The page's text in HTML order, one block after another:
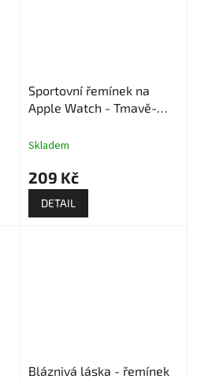
Sportovní řemínek na
Apple Watch - Tmavě-
Skladem
209 Kč
DETAIL
Bláznivá láska - řemínek